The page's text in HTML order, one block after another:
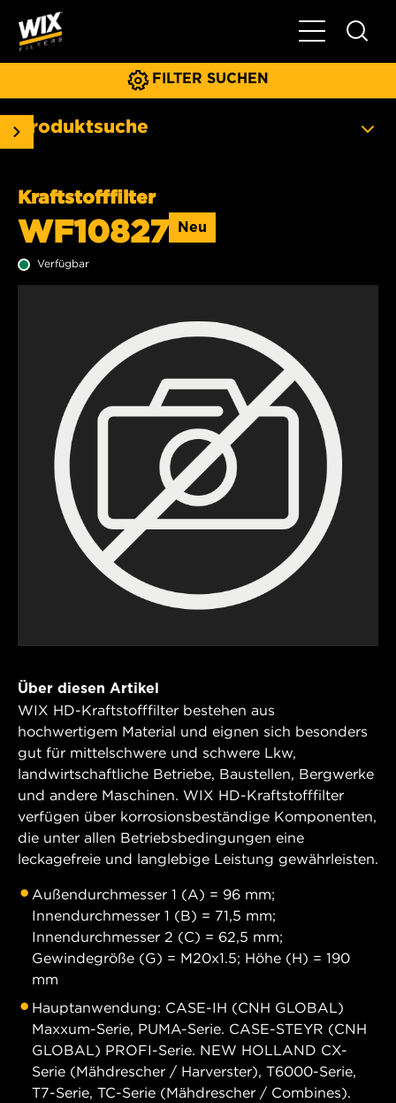
FILTER SUCHEN
Produktsuche
Kraftstofffilter
WF10827 Neu
Verfügbar
Über diesen Artikel
WIX HD-Kraftstofffilter bestehen aus
hochwertigem Material und eignen sich besonders
gut für mittelschwere und schwere Lkw,
landwirtschaftliche Betriebe, Baustellen, Bergwerke
und andere Maschinen. WIX HD-Kraftstofffilter
verfügen über korrosionsbeständige Komponenten,
die unter allen Betriebsbedingungen eine
leckagefreie und langlebige Leistung gewährleisten.
Außendurchmesser 1 (A) = 96 mm;
Innendurchmesser 1 (B) = 71,5 mm;
Innendurchmesser 2 (C) = 62,5 mm;
Gewindegröße (G) = M20x1.5; Höhe (H) = 190
mm
Hauptanwendung: CASE-IH (CNH GLOBAL)
Maxxum-Serie, PUMA-Serie. CASE-STEYR (CNH
GLOBAL) PROFI-Serie. NEW HOLLAND CX-
Serie (Mähdrescher / Harverster), T6000-Serie,
T7-Serie, TC-Serie (Mähdrescher / Combines).